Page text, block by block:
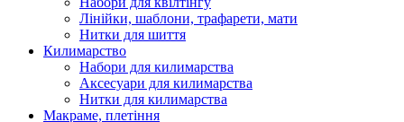
Лінійки, шаблони, трафарети, мати
Нитки для шиття
Килимарство
Набори для килимарства
Аксесуари для килимарства
Нитки для килимарства
Макраме, плетіння